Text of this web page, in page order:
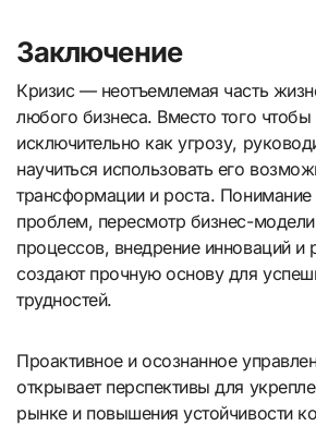
Заключение
Кризис — неотъемлемая часть
любого бизнеса. Вместо того чтобы
исключительно как угрозу,
научиться использовать его
трансформации и роста.
проблем, пересмотр бизнес-
процессов, внедрение инноваций и
создают прочную основу для
трудностей.
Проактивное и осознанное
открывает перспективы для
рынке и повышения устойчивости